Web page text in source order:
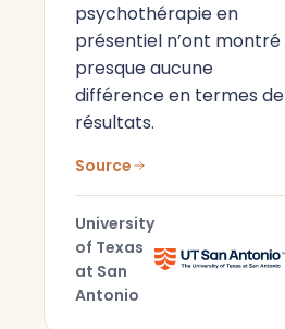
psychothérapie en
présentiel n’ont montré
presque aucune
différence en termes de
résultats.
Source
University
of Texas
at San
Antonio